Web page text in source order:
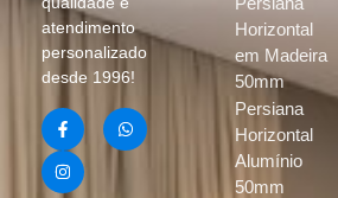
atendimento
personalizado
desde 1996!
Horizontal
em Madeira
50mm
Persiana
Horizontal
Alumínio
50mm